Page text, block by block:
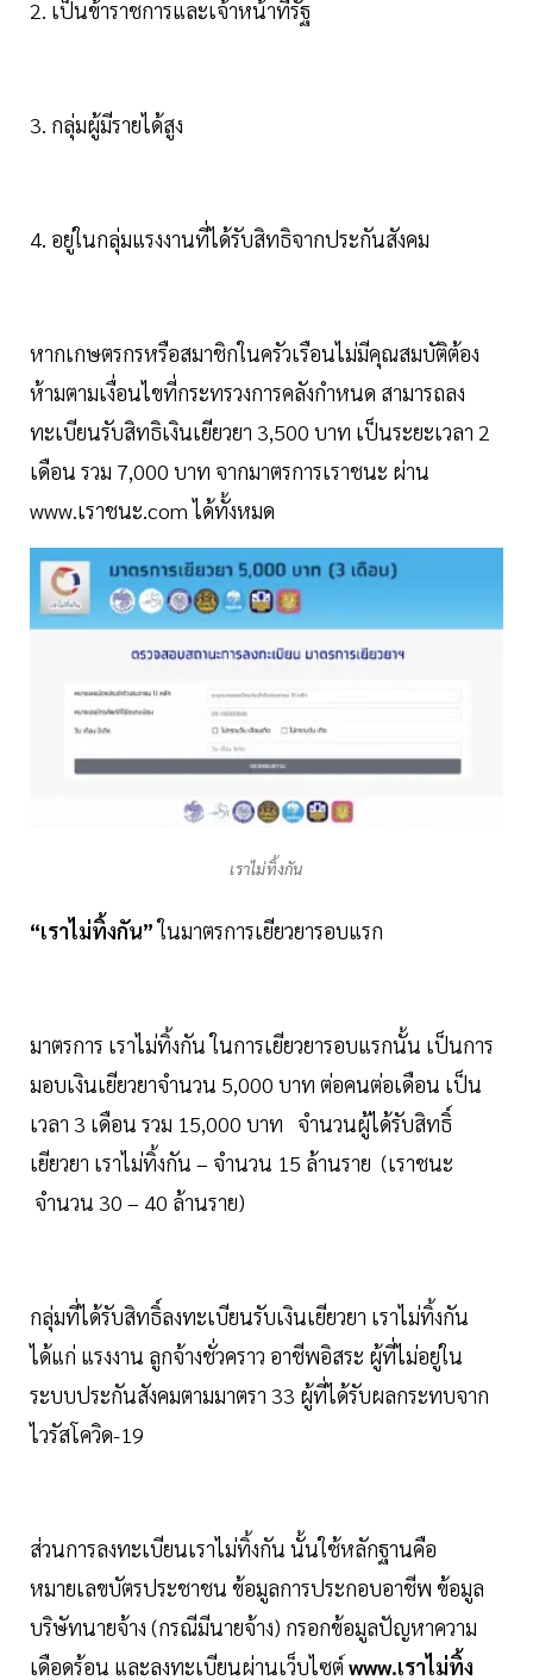
2. เป็นข้าราชการและเจ้าหน้าที่รัฐ
3. กลุ่มผู้มีรายได้สูง
4. อยู่ในกลุ่มแรงงานที่ได้รับสิทธิจากประกันสังคม
หากเกษตรกรหรือสมาชิกในครัวเรือนไม่มีคุณสมบัติต้อง
ห้ามตามเงื่อนไขที่กระทรวงการคลังกำหนด สามารถลง
ทะเบียนรับสิทธิเงินเยียวยา 3,500 บาท เป็นระยะเวลา 2
เดือน รวม 7,000 บาท จากมาตรการเราชนะ ผ่าน
www.เราชนะ.com ได้ทั้งหมด
เราไม่ทิ้งกัน
“เราไม่ทิ้งกัน”ในมาตรการเยียวยารอบแรก
มาตรการ เราไม่ทิ้งกัน ในการเยียวยารอบแรกนั้น เป็นการ
มอบเงินเยียวยาจำนวน 5,000 บาท ต่อคนต่อเดือน เป็น
เวลา 3 เดือน รวม 15,000 บาท จำนวนผู้ได้รับสิทธิ์
เยียวยา เราไม่ทิ้งกัน – จำนวน 15 ล้านราย (เราชนะ
จำนวน 30 – 40 ล้านราย)
กลุ่มที่ได้รับสิทธิ์ลงทะเบียนรับเงินเยียวยา เราไม่ทิ้งกัน
ได้แก่ แรงงาน ลูกจ้างชั่วคราว อาชีพอิสระ ผู้ที่ไม่อยู่ใน
ระบบประกันสังคมตามมาตรา 33 ผู้ที่ได้รับผลกระทบจาก
ไวรัสโควิด-19
ส่วนการลงทะเบียนเราไม่ทิ้งกัน นั้นใช้หลักฐานคือ
หมายเลขบัตรประชาชน ข้อมูลการประกอบอาชีพ ข้อมูล
บริษัทนายจ้าง (กรณีมีนายจ้าง) กรอกข้อมูลปัญหาความ
เดือดร้อน และลงทะเบียนผ่านเว็บไซต์ www.เราไม่ทิ้ง